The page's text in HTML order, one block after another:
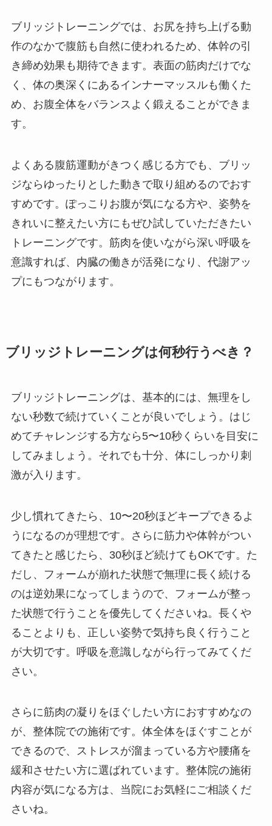
ブリッジトレーニングでは、お尻を持ち上げる動
作のなかで腹筋も自然に使われるため、体幹の引
き締め効果も期待できます。表面の筋肉だけでな
く、体の奥深くにあるインナーマッスルも働くた
め、お腹全体をバランスよく鍛えることができま
す。
よくある腹筋運動がきつく感じる方でも、ブリッ
ジならゆったりとした動きで取り組めるのでおす
すめです。ぽっこりお腹が気になる方や、姿勢を
きれいに整えたい方にもぜひ試していただきたい
トレーニングです。筋肉を使いながら深い呼吸を
意識すれば、内臓の働きが活発になり、代謝アッ
プにもつながります。
ブリッジトレーニングは何秒行うべき？
ブリッジトレーニングは、基本的には、無理をし
ない秒数で続けていくことが良いでしょう。はじ
めてチャレンジする方なら5〜10秒くらいを目安に
してみましょう。それでも十分、体にしっかり刺
激が入ります。
少し慣れてきたら、10〜20秒ほどキープできるよ
うになるのが理想です。さらに筋力や体幹がつい
てきたと感じたら、30秒ほど続けてもOKです。た
だし、フォームが崩れた状態で無理に長く続ける
のは逆効果になってしまうので、フォームが整っ
た状態で行うことを優先してくださいね。長くや
ることよりも、正しい姿勢で気持ち良く行うこと
が大切です。呼吸を意識しながら行ってみてくだ
さい。
さらに筋肉の凝りをほぐしたい方におすすめなの
が、整体院での施術です。体全体をほぐすことが
できるので、ストレスが溜まっている方や腰痛を
緩和させたい方に選ばれています。整体院の施術
内容が気になる方は、当院にお気軽にご相談くだ
さいね。